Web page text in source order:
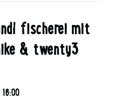
fischerei mit
& twenty3
16:00